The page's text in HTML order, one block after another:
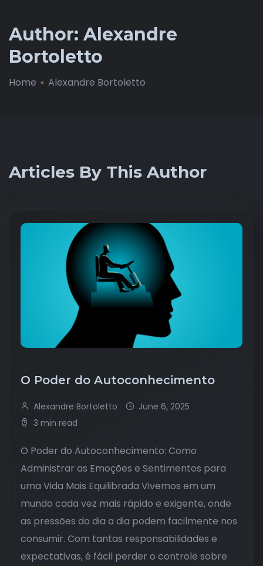
Author: Alexandre
Bortoletto
Home Alexandre Bortoletto
Articles By This Author
O Poder do Autoconhecimento
Alexandre Bortoletto
June 6, 2025
3 min read
O Poder do Autoconhecimento: Como
Administrar as Emoções e Sentimentos para
uma Vida Mais Equilibrada Vivemos em um
mundo cada vez mais rápido e exigente, onde
as pressões do dia a dia podem facilmente nos
consumir. Com tantas responsabilidades e
expectativas, é fácil perder o controle sobre